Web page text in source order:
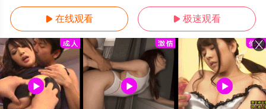
 在线观看  极速观看